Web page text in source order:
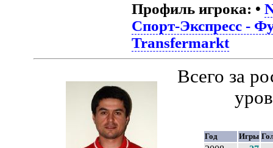
Профиль игрока: •
Спорт-Экспресс -
Transfermarkt
Всего за
Год Игры